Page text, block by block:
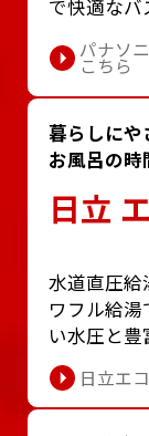
で快適な
パナソ
こちら
暮らしにや
お風呂の時
日立
⽔道直圧給
ワフル給
い⽔圧と豊
日立エ